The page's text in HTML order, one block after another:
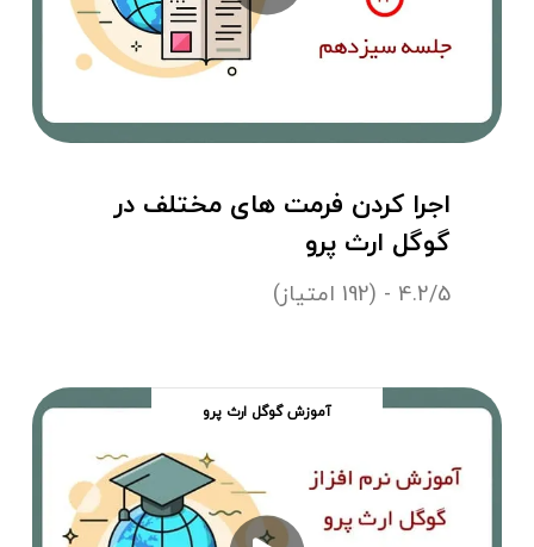
اجرا کردن فرمت های مختلف در
گوگل ارث پرو
4.2/5 - (192 امتیاز)
آموزش گوگل ارث پرو